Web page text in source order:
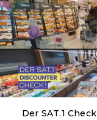
Der SAT.1 Check